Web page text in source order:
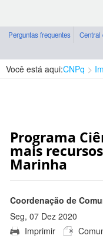
Perguntas frequentes Central
Você está aqui:CNPq
Programa
mais
Marinha
Coordenação de
Seg, 07 Dez 2020
12:31:00 -0300
Imprimir